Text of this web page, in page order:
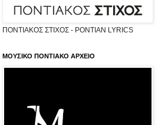
ΠΟΝΤΙΑΚΟΣ ΣΤΙΧΟΣ - PONTIAN LYRICS
ΜΟΥΣΙΚΟ ΠΟΝΤΙΑΚΟ ΑΡΧΕΙΟ